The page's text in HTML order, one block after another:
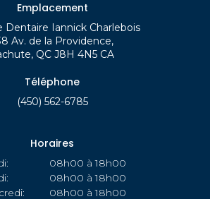
Emplacement
Dentaire Iannick Charlebois
Av. de la Providence
QC J8H 4N5 CA
Téléphone
(450) 562-6785
Horaires
08h00 à 18h00
08h00 à 18h00
08h00 à 18h00